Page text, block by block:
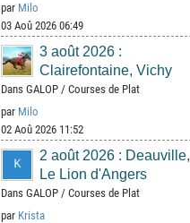
par Milo
03 Aoû 2026 06:49
3 août 2026 :
Clairefontaine, Vichy
Dans GALOP / Courses de Plat
par Milo
02 Aoû 2026 11:52
2 août 2026 : Deauville,
Le Lion d'Angers
Dans GALOP / Courses de Plat
par Krista